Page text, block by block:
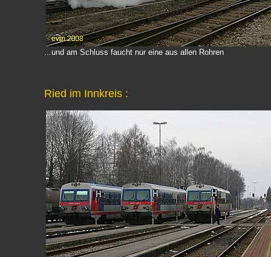
...und am Schluss faucht nur eine aus allen Rohren
Ried im Innkreis :